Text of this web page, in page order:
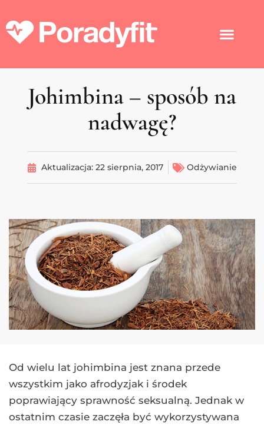
Johimbina – sposób na
nadwagę?
Aktualizacja: 22 sierpnia, 2017 Odżywianie
Od wielu lat johimbina jest znana przede
wszystkim jako afrodyzjak i środek
poprawiający sprawność seksualną. Jednak w
ostatnim czasie zaczęła być wykorzystywana